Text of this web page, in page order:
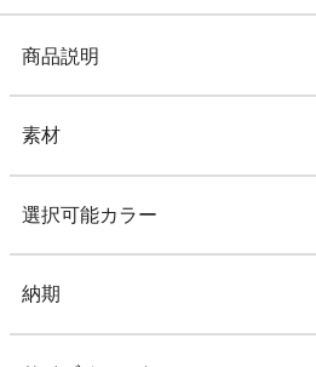
商品説明
素材
選択可能カラー
納期